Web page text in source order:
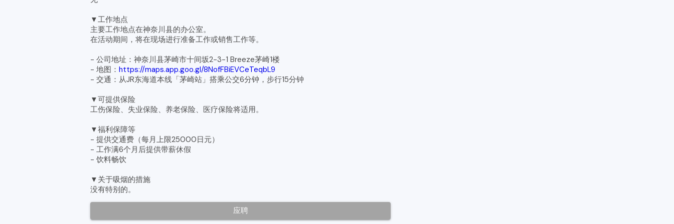
▼工作地点
主要工作地点在神奈川县的办公室。
在活动期间，将在现场进行准备工作或销售工作等。
- 公司地址：神奈川县茅崎市十间坂2-3-1 Breeze茅崎1楼
- 地图：https://maps.app.goo.gl/8NofFBiEVCeTeqbL9
- 交通：从JR东海道本线「茅崎站」搭乘公交6分钟，步行15分钟
▼可提供保险
工伤保险、失业保险、养老保险、医疗保险将适用。
▼福利保障等
- 提供交通费（每月上限25000日元）
- 工作满6个月后提供带薪休假
- 饮料畅饮
▼关于吸烟的措施
没有特别的。
应聘